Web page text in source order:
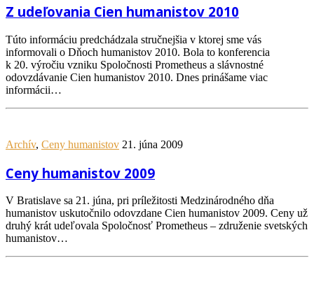
Z udeľovania Cien humanistov 2010
Túto informáciu predchádzala stručnejšia v ktorej sme vás
informovali o Dňoch humanistov 2010. Bola to konferencia
k 20. výročiu vzniku Spoločnosti Prometheus a slávnostné
odovzdávanie Cien humanistov 2010. Dnes prinášame viac
informácii…
Archív, Ceny humanistov 21. júna 2009
Ceny humanistov 2009
V Bratislave sa 21. júna, pri príležitosti Medzinárodného dňa
humanistov uskutočnilo odovzdane Cien humanistov 2009. Ceny už
druhý krát udeľovala Spoločnosť Prometheus – združenie svetských
humanistov…